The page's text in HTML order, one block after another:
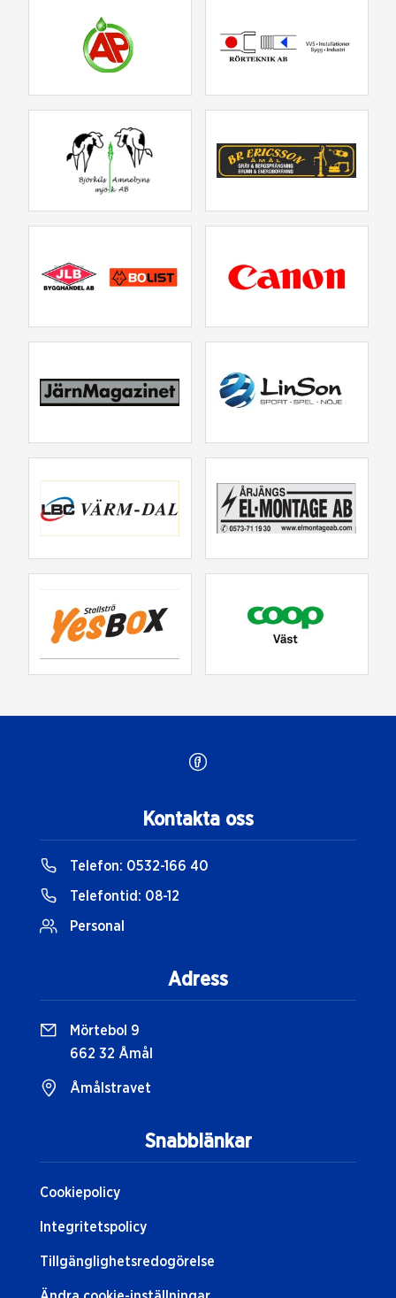
Snabblänkar
Cookiepolicy
Integritetspolicy
Tillgänglighetsredogörelse
Kontakta oss
Telefon: 0532-166 40
Telefontid: 08-12
Personal
Adress
Mörtebol 9
662 32 Åmål
Åmålstravet